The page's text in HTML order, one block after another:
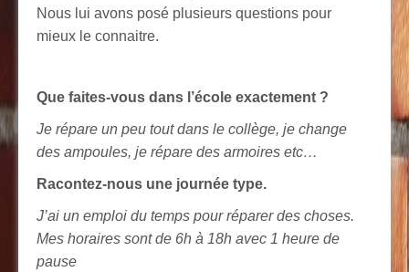
Nous lui avons posé plusieurs questions pour
mieux le connaitre.
Que faites-vous dans l’école exactement ?
Je répare un peu tout dans le collège, je change
des ampoules, je répare des armoires etc…
Racontez-nous une journée type.
J’ai un emploi du temps pour réparer des choses.
Mes horaires sont de 6h à 18h avec 1 heure de
pause